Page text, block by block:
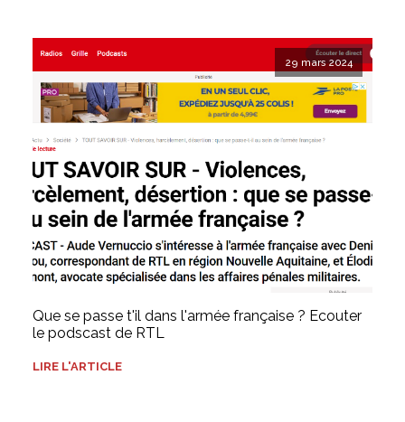
29 mars 2024
Que se passe t'il dans l'armée française ? Ecouter
le podscast de RTL
LIRE L'ARTICLE